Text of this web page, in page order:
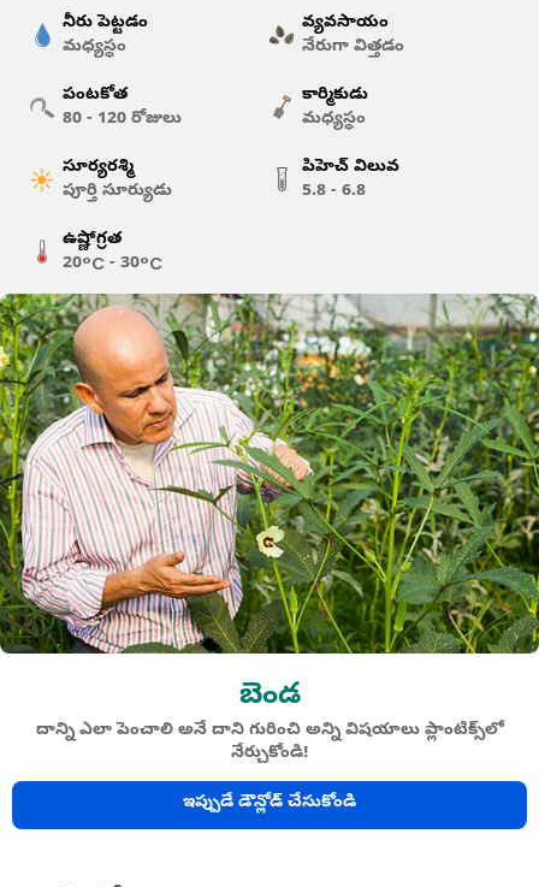
నీరు పెట్టడం
మధ్యస్థం
వ్యవసాయం
నేరుగా విత్తడం
పంటకోత
80 - 120 రోజులు
కార్మికుడు
మధ్యస్థం
సూర్యరశ్మి
పూర్తి సూర్యుడు
పిహెచ్ విలువ
5.8 - 6.8
ఉష్ణోగ్రత
20°C - 30°C
బెండ
దాన్ని ఎలా పెంచాలి అనే దాని గురించి అన్ని విషయాలు ప్లాంటిక్స్‌లో
నేర్చుకోండి!
ఇప్పుడే డౌన్లోడ్ చేసుకోండి